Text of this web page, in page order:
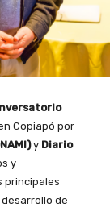
Copiapó por
y Diario
y
principales
de